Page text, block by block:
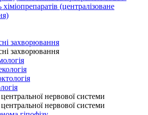
хіміопрепаратів (централізоване
захворювання
захворювання
нервової системи
нервової системи